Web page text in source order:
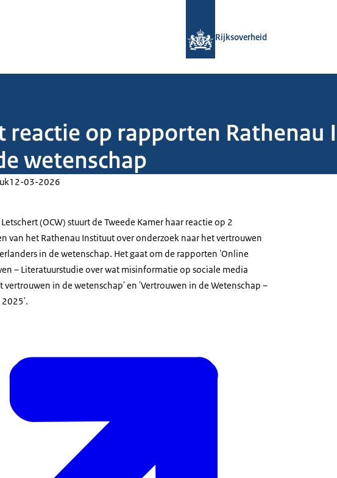
Rijksoverheid
reactie op rapporten
wetenschap
12-03-2026
(OCW) stuurt de Tweede Kamer haar reactie op 2
van het Rathenau Instituut over onderzoek naar het vertrouwen
in de wetenschap. Het gaat om de rapporten 'Online
– Literatuurstudie over wat misinformatie op sociale media
vertrouwen in de wetenschap' en 'Vertrouwen in de Wetenschap –
2025'.